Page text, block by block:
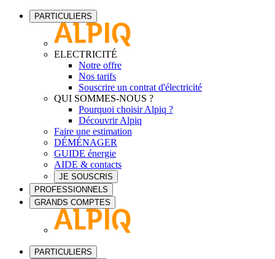
PARTICULIERS
ELECTRICITÉ
Notre offre
Nos tarifs
Souscrire un contrat d'électricité
QUI SOMMES-NOUS ?
Pourquoi choisir Alpiq ?
Découvrir Alpiq
Faire une estimation
DÉMÉNAGER
GUIDE énergie
AIDE & contacts
JE SOUSCRIS
PROFESSIONNELS
GRANDS COMPTES
PARTICULIERS